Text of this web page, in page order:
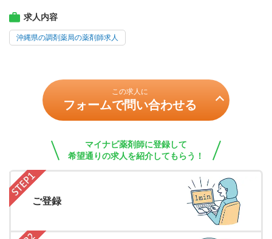
求人内容
沖縄県の調剤薬局の薬剤師求人
この求人に
フォームで問い合わせる
マイナビ薬剤師に登録して
希望通りの求人を紹介してもらう！
ご登録